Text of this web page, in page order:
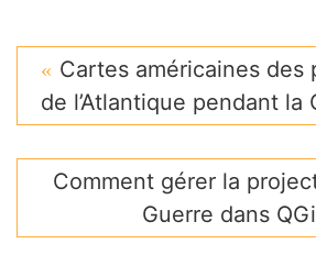
Cartes américaines des
de l’Atlantique pendant la
Comment gérer la
Guerre dans